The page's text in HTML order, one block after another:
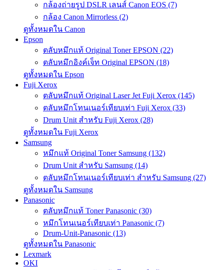
กล้องถ่ายรูป DSLR เลนส์ Canon EOS (7)
กล้อง Canon Mirrorless (2)
ดูทั้งหมดใน Canon
Epson
ตลับหมึกแท้ Original Toner EPSON (22)
ตลับหมึกอิงค์เจ็ท Original EPSON (18)
ดูทั้งหมดใน Epson
Fuji Xerox
ตลับหมึกแท้ Original Laser Jet Fuji Xerox (145)
ตลับหมึกโทนเนอร์เทียบเท่า Fuji Xerox (33)
Drum Unit สำหรับ Fuji Xerox (28)
ดูทั้งหมดใน Fuji Xerox
Samsung
หมึกแท้ Original Toner Samsung (132)
Drum Unit สำหรับ Samsung (14)
ตลับหมึกโทนเนอร์เทียบเท่า สำหรับ Samsung (27)
ดูทั้งหมดใน Samsung
Panasonic
ตลับหมึกแท้ Toner Panasonic (30)
หมึกโทนเนอร์เทียบเท่า Panasonic (7)
Drum-Unit-Panasonic (13)
ดูทั้งหมดใน Panasonic
Lexmark
OKI